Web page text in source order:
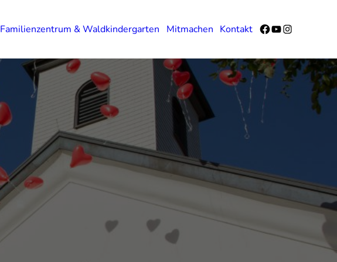
Familienzentrum & Waldkindergarten Mitmachen Kontakt Facebook
YouTube
Instagram